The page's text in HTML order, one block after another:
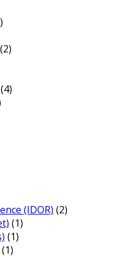
(2)
(4)
(IDOR) (2)
(1)
(1)
(1)